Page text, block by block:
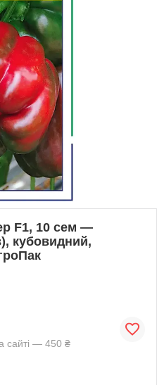
F1, 10 сем —
кубовидний,
сайті — 450 ₴